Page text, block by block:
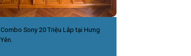
Combo Sony 20 Triệu Lắp tại Hưng
Yên.